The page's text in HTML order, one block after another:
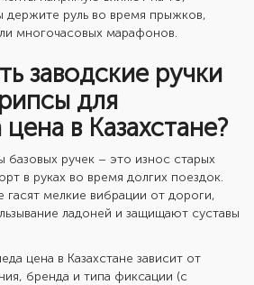
держите руль во время прыжков,
многочасовых марафонов.
заводские ручки
для
в Казахстане?
базовых ручек – это износ старых
в руках во время долгих поездок.
мелкие вибрации от дороги,
ладоней и защищают суставы
цена в Казахстане зависит от
бренда и типа фиксации (с